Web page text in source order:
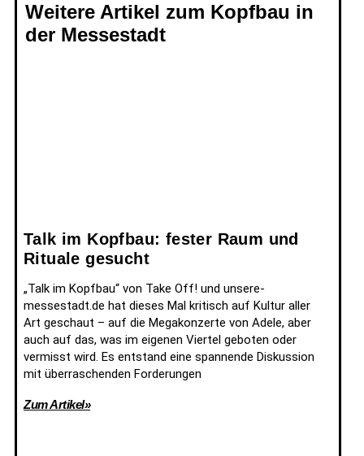
Weitere Artikel zum Kopfbau in
der Messestadt
Talk im Kopfbau: fester Raum und
Rituale gesucht
„Talk im Kopfbau“ von Take Off! und unsere-
messestadt.de hat dieses Mal kritisch auf Kultur aller
Art geschaut – auf die Megakonzerte von Adele, aber
auch auf das, was im eigenen Viertel geboten oder
vermisst wird. Es entstand eine spannende Diskussion
mit überraschenden Forderungen
Zum Artikel»